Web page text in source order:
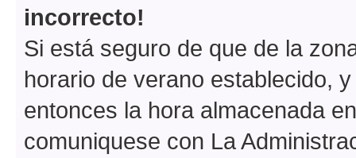
incorrecto!
Si está seguro de que de la
horario de verano establecido,
entonces la hora almacenada
comuniquese con La